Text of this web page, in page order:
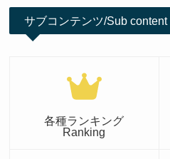
サブコンテンツ/Sub content
各種ランキング
Ranking